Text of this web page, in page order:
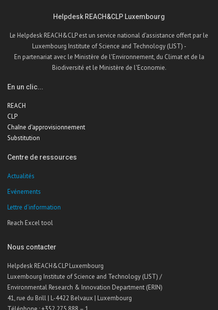
Helpdesk REACH&CLP Luxembourg
Le Helpdesk REACH&CLP est un service national d'assistance offert par le
Luxembourg Institute of Science and Technology (LIST) -
En partenariat avec le Ministère de l'Environnement, du Climat et de la
Biodiversité et le Ministère de l'Economie.
En un clic...
REACH
CLP
Chaîne d'approvisionnement
Substitution
Centre de ressources
Actualités
Evénements
Lettre d'information
Reach Excel tool
Nous contacter
Helpdesk REACH&CLP Luxembourg
Luxembourg Institute of Science and Technology (LIST) /
Environmental Research & Innovation Department (ERIN)
41, rue du Brill | L-4422 Belvaux | Luxembourg